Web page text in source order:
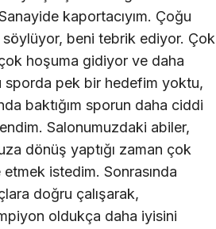
kaportacıyım. Çoğu
söylüyor, beni tebrik ediyor. Çok
hoşuma gidiyor ve daha
sporda pek bir hedefim yoktu,
baktığım sporun daha ciddi
Salonumuzdaki abiler,
dönüş yaptığı zaman çok
istedim. Sonrasında
doğru çalışarak,
oldukça daha iyisini